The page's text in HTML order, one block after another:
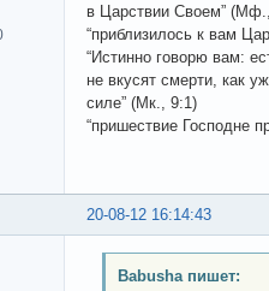
в Царствии Своем”
“приблизилось к вам
“Истинно говорю вам:
не вкусят смерти, как
силе” (Мк., 9:1)
“пришествие Господне
20-08-12 16:14:43
Babusha пишет: